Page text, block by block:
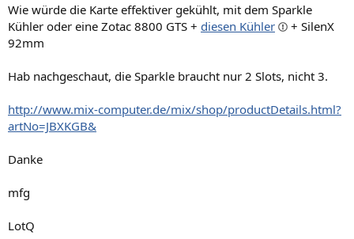
Wie würde die Karte effektiver gekühlt, mit dem Sparkle
Kühler oder eine Zotac 8800 GTS + diesen Kühler
+ SilenX
92mm
Hab nachgeschaut, die Sparkle braucht nur 2 Slots, nicht 3.
http://www.mix-computer.de/mix/shop/productDetails.html?
artNo=JBXKGB&
Danke
mfg
LotQ